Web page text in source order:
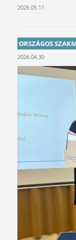
2026.05.11
ORSZÁGOS
2026.04.30